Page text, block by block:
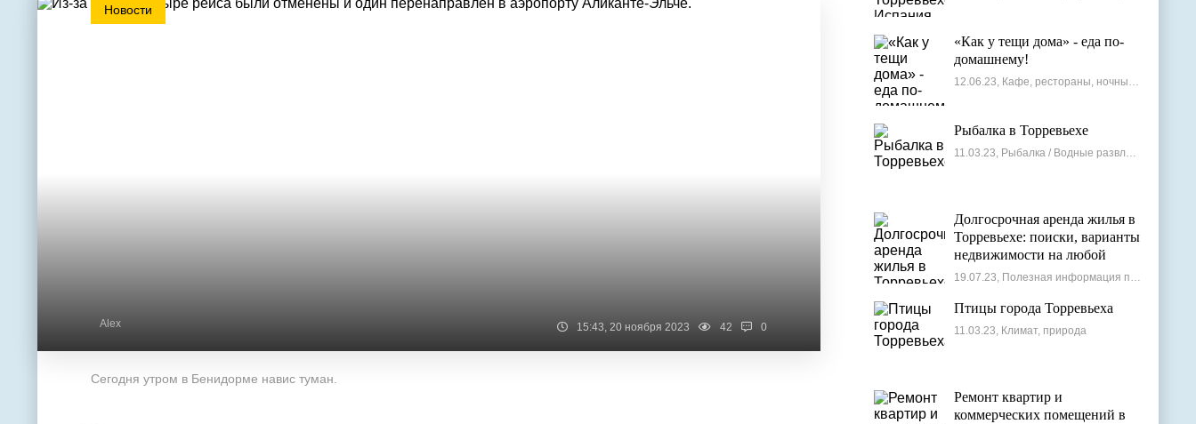
Новости
Alex 15:43, 20 ноября 2023 42 0
Сегодня утром в Бенидорме навис туман.
«Как у тещи дома» - еда по-
домашнему!
12.06.23, Кафе, рестораны, ночные клубы
Рыбалка в Торревьехе
11.03.23, Рыбалка / Водные развлечения
Долгосрочная аренда жилья в
Торревьехе: поиски, варианты
недвижимости на любой
бюджет
19.07.23, Полезная информация по недвижимости
Птицы города Торревьеха
11.03.23, Климат, природа
Ремонт квартир и
коммерческих помещений в